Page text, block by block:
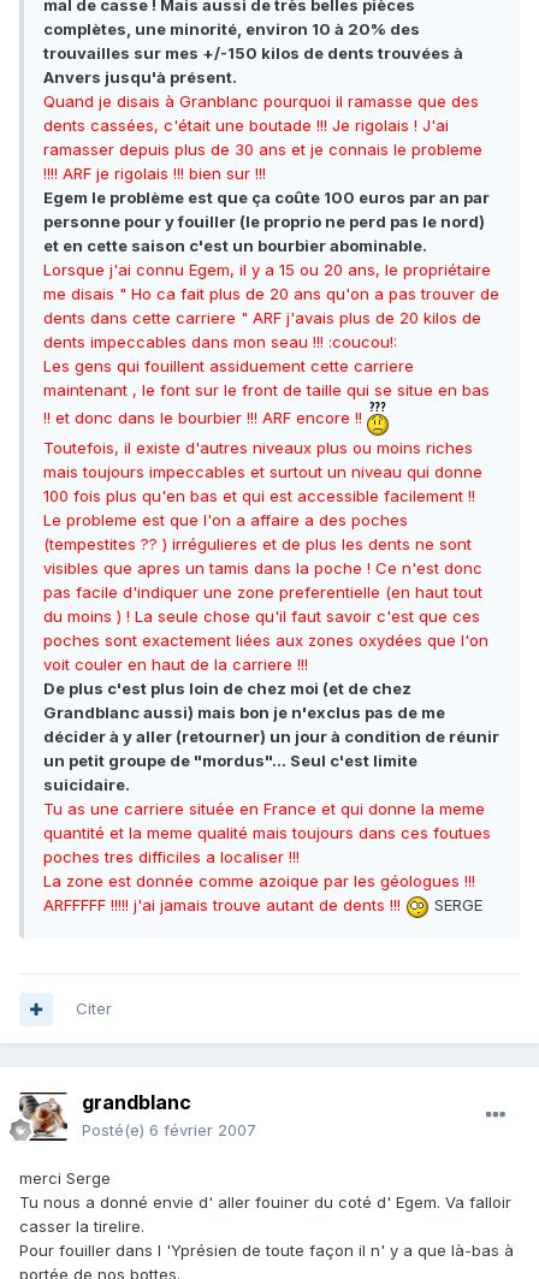
mal de casse ! Mais aussi de très belles pièces
complètes, une minorité, environ 10 à 20% des
trouvailles sur mes +/-150 kilos de dents trouvées à
Anvers jusqu'à présent.
Quand je disais à Granblanc pourquoi il ramasse que des
dents cassées, c'était une boutade !!! Je rigolais ! J'ai
ramasser depuis plus de 30 ans et je connais le probleme
!!!! ARF je rigolais !!! bien sur !!!
Egem le problème est que ça coûte 100 euros par an par
personne pour y fouiller (le proprio ne perd pas le nord)
et en cette saison c'est un bourbier abominable.
Lorsque j'ai connu Egem, il y a 15 ou 20 ans, le propriétaire
me disais " Ho ca fait plus de 20 ans qu'on a pas trouver de
dents dans cette carriere " ARF j'avais plus de 20 kilos de
dents impeccables dans mon seau !!! :coucou!:
Les gens qui fouillent assiduement cette carriere
maintenant , le font sur le front de taille qui se situe en bas
!! et donc dans le bourbier !!! ARF encore !!
Toutefois, il existe d'autres niveaux plus ou moins riches
mais toujours impeccables et surtout un niveau qui donne
100 fois plus qu'en bas et qui est accessible facilement !!
Le probleme est que l'on a affaire a des poches
(tempestites ?? ) irrégulieres et de plus les dents ne sont
visibles que apres un tamis dans la poche ! Ce n'est donc
pas facile d'indiquer une zone preferentielle (en haut tout
du moins ) ! La seule chose qu'il faut savoir c'est que ces
poches sont exactement liées aux zones oxydées que l'on
voit couler en haut de la carriere !!!
De plus c'est plus loin de chez moi (et de chez
Grandblanc aussi) mais bon je n'exclus pas de me
décider à y aller (retourner) un jour à condition de réunir
un petit groupe de "mordus"... Seul c'est limite
suicidaire.
Tu as une carriere située en France et qui donne la meme
quantité et la meme qualité mais toujours dans ces foutues
poches tres difficiles a localiser !!!
La zone est donnée comme azoique par les géologues !!!
ARFFFFF !!!!! j'ai jamais trouve autant de dents !!!
SERGE
Citer
grandblanc
Posté(e) 6 février 2007
merci Serge
Tu nous a donné envie d' aller fouiner du coté d' Egem. Va falloir
casser la tirelire.
Pour fouiller dans l 'Yprésien de toute façon il n' y a que là-bas à
portée de nos bottes.